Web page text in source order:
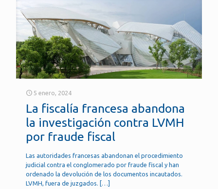
5 enero, 2024
La fiscalía francesa abandona
la investigación contra LVMH
por fraude fiscal
Las autoridades francesas abandonan el procedimiento
judicial contra el conglomerado por fraude fiscal y han
ordenado la devolución de los documentos incautados.
LVMH, fuera de juzgados. […]